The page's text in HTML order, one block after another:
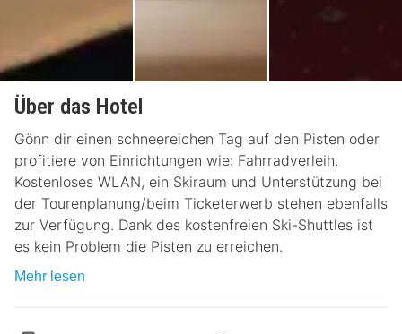
Über das Hotel
Gönn dir einen schneereichen Tag auf den Pisten oder
profitiere von Einrichtungen wie: Fahrradverleih.
Kostenloses WLAN, ein Skiraum und Unterstützung bei
der Tourenplanung/beim Ticketerwerb stehen ebenfalls
zur Verfügung. Dank des kostenfreien Ski-Shuttles ist
es kein Problem die Pisten zu erreichen.
Mehr lesen